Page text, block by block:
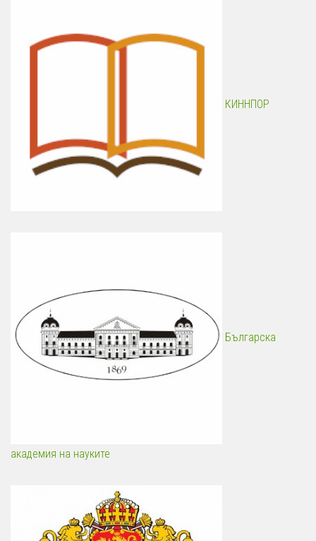
КИННПОР
Българска
академия на науките